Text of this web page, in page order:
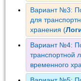
Вариант №3:
для
хранения (
Вариант №4:
транспортной
временного